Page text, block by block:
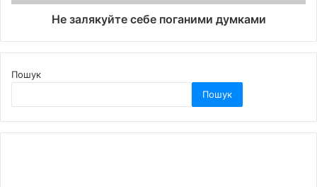
Не залякуйте себе поганими думками
Пошук
Пошук